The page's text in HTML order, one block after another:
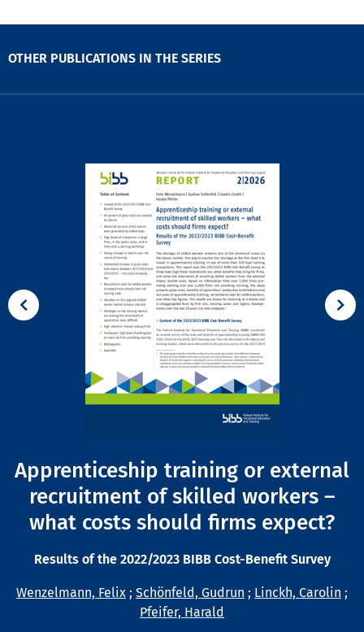
OTHER PUBLICATIONS IN THE SERIES
Apprenticeship training or external
recruitment of skilled workers –
what costs should firms expect?
Results of the 2022/2023 BIBB Cost-Benefit Survey
Wenzelmann, Felix ; Schönfeld, Gudrun ; Linckh, Carolin ;
Pfeifer, Harald